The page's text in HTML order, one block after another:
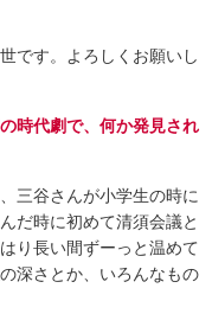
です。よろしくお願いし
時代劇で、何か発見され
三谷さんが小学生の時に
だ時に初めて清須会議と
り長い間ずーっと温めて
深さとか、いろんなもの